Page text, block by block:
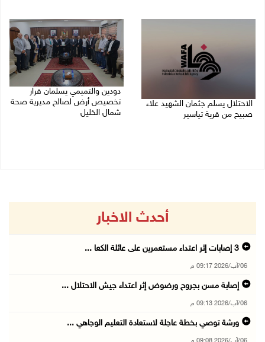
الاحتلال يسلم جثمان الشهيد علاء
صبيح من قرية تياسير
دودين والتميمي يسلمان قرار
تخصيص أرض لصالح مديرية صحة
شمال الخليل
أحدث الاخبار
06/آب/2026 09:17 م
إصابة مسن بجروح ورضوض إثر اعتداء جيش الاحتلال ...
06/آب/2026 09:13 م
ورشة توصي بخطة عاجلة لاستعادة التعليم الوجاهي ...